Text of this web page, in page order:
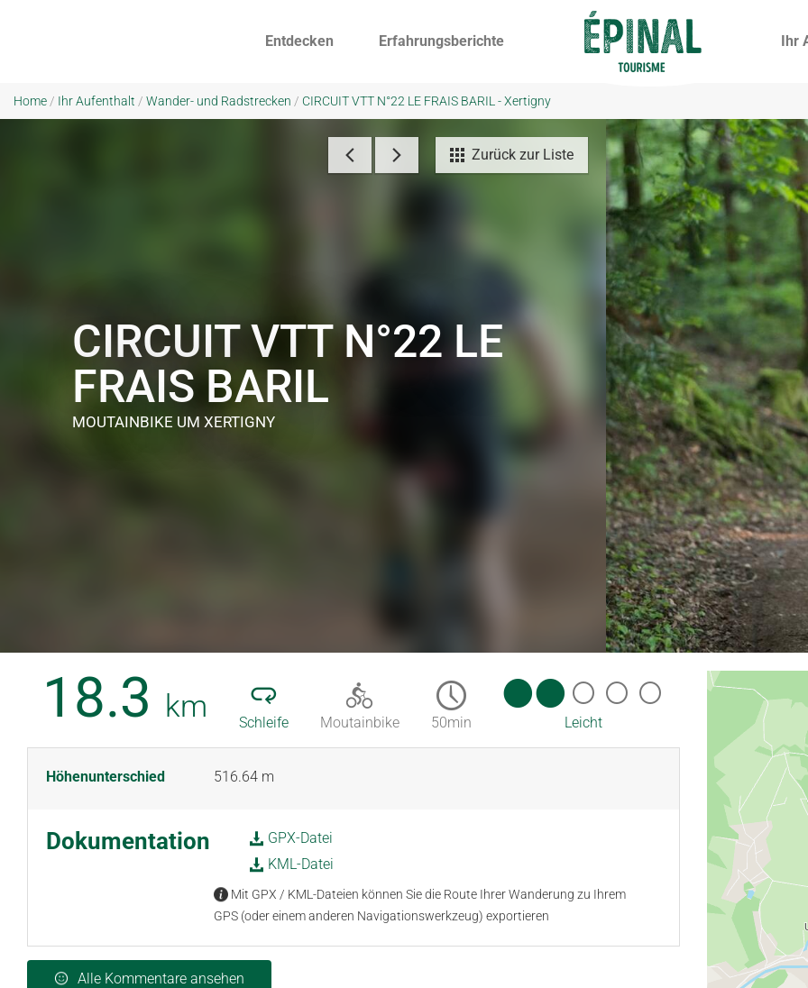
Entdecken Erfahrungsberichte Ihr
Home / Ihr Aufenthalt / Wander- und Radstrecken / CIRCUIT VTT N°22 LE FRAIS BARIL - Xertigny
Zurück zur Liste
CIRCUIT VTT N°22 LE
FRAIS BARIL
MOUTAINBIKE UM XERTIGNY
18.3 km Schleife Moutainbike 50min Leicht
Höhenunterschied 516.64 m
Dokumentation
GPX-Datei
KML-Datei
Mit GPX / KML-Dateien können Sie die Route Ihrer Wanderung zu Ihrem
GPS (oder einem anderen Navigationswerkzeug) exportieren
Alle Kommentare ansehen